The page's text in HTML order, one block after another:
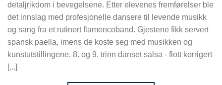
detaljrikdom i bevegelsene. Etter elevenes fremførelser ble
det innslag med profesjonelle dansere til levende musikk
og sang fra et rutinert flamencoband. Gjestene fikk servert
spansk paella, imens de koste seg med musikken og
kunstutstillingene. 8. og 9. trinn danset salsa - flott korrigert
[...]